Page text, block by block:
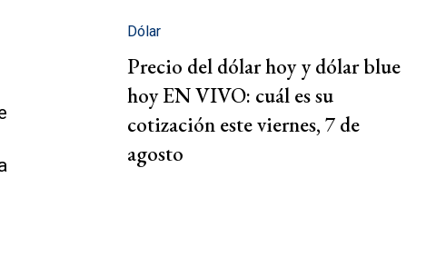
Dólar
Precio del dólar hoy y dólar blue
hoy EN VIVO: cuál es su
cotización este viernes, 7 de
agosto